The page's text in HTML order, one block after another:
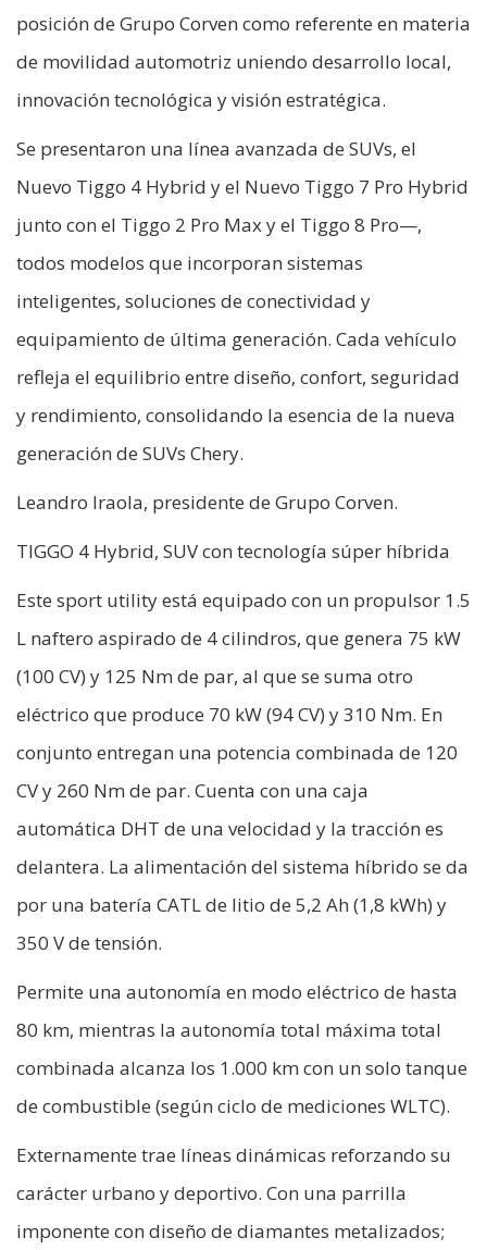
posición de Grupo Corven como referente en materia
de movilidad automotriz uniendo desarrollo local,
innovación tecnológica y visión estratégica.
Se presentaron una línea avanzada de SUVs, el
Nuevo Tiggo 4 Hybrid y el Nuevo Tiggo 7 Pro Hybrid
junto con el Tiggo 2 Pro Max y el Tiggo 8 Pro—,
todos modelos que incorporan sistemas
inteligentes, soluciones de conectividad y
equipamiento de última generación. Cada vehículo
refleja el equilibrio entre diseño, confort, seguridad
y rendimiento, consolidando la esencia de la nueva
generación de SUVs Chery.
Leandro Iraola, presidente de Grupo Corven.
TIGGO 4 Hybrid, SUV con tecnología súper híbrida
Este sport utility está equipado con un propulsor 1.5
L naftero aspirado de 4 cilindros, que genera 75 kW
(100 CV) y 125 Nm de par, al que se suma otro
eléctrico que produce 70 kW (94 CV) y 310 Nm. En
conjunto entregan una potencia combinada de 120
CV y 260 Nm de par. Cuenta con una caja
automática DHT de una velocidad y la tracción es
delantera. La alimentación del sistema híbrido se da
por una batería CATL de litio de 5,2 Ah (1,8 kWh) y
350 V de tensión.
Permite una autonomía en modo eléctrico de hasta
80 km, mientras la autonomía total máxima total
combinada alcanza los 1.000 km con un solo tanque
de combustible (según ciclo de mediciones WLTC).
Externamente trae líneas dinámicas reforzando su
carácter urbano y deportivo. Con una parrilla
imponente con diseño de diamantes metalizados;